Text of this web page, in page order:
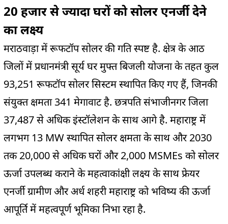
20 हजार से ज्यादा घरों को सोलर एनर्जी देने
का लक्ष्य
मराठवाड़ा में रूफटॉप सोलर की गति स्पष्ट है. क्षेत्र के आठ
जिलों में प्रधानमंत्री सूर्य घर मुफ्त बिजली योजना के तहत कुल
93,251 रूफटॉप सोलर सिस्टम स्थापित किए गए हैं, जिनकी
संयुक्त क्षमता 341 मेगावाट है. छत्रपति संभाजीनगर जिला
37,487 से अधिक इंस्टॉलेशन के साथ आगे है. महाराष्ट्र में
लगभग 13 MW स्थापित सोलर क्षमता के साथ और 2030
तक 20,000 से अधिक घरों और 2,000 MSMEs को सोलर
ऊर्जा उपलब्ध कराने के महत्वाकांक्षी लक्ष्य के साथ फ्रेयर
एनर्जी ग्रामीण और अर्ध शहरी महाराष्ट्र को भविष्य की ऊर्जा
आपूर्ति में महत्वपूर्ण भूमिका निभा रहा है.